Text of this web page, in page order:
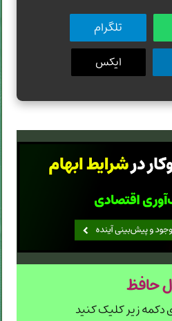
تلگرام
ایکس
حافظ
دکمه زیر کلیک کنید